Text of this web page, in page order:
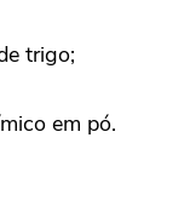
trigo;
em pó.